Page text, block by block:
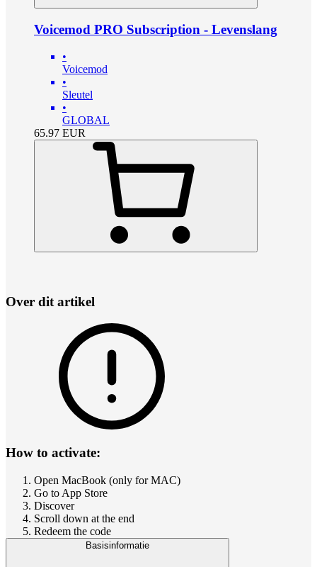
Voicemod PRO Subscription - Levenslang
•
Voicemod
•
Sleutel
•
GLOBAL
65.97 EUR
Over dit artikel
How to activate:
Open MacBook (only for MAC)
Go to App Store
Discover
Scroll down at the end
Redeem the code
Basisinformatie